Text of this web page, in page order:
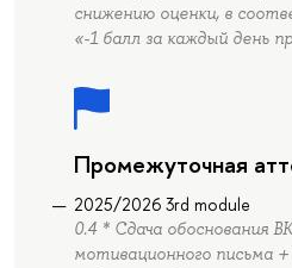
снижению оценки, в
«-1 балл за каждый день
Промежуточная
2025/2026 3rd module
0.4 * Сдача обоснования
мотивационного письма